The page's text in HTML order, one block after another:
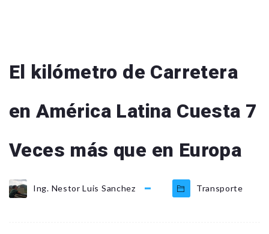
El kilómetro de Carretera
en América Latina Cuesta 7
Veces más que en Europa
Ing. Nestor Luis Sanchez Transporte